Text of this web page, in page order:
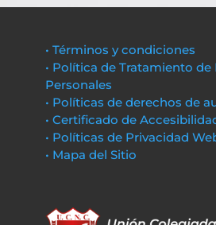
• Términos y condiciones
• Política de Tratamiento de
Personales
• Políticas de derechos de
• Certificado de
• Políticas de Privacidad
• Mapa del Sitio